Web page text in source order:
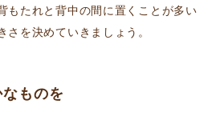
もたれと背中の間に置くことが多い
さを決めていきましょう。
ものを